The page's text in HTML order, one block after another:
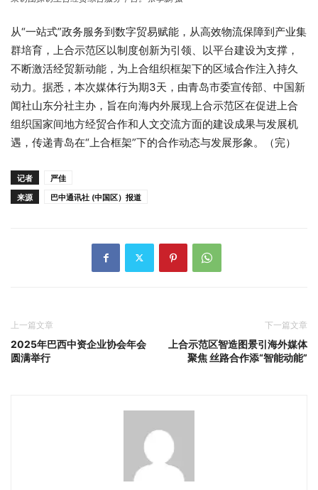
从“一站式”政务服务到数字贸易赋能，从高效物流保障到产业集
群培育，上合示范区以制度创新为引领、以平台建设为支撑，
不断激活经贸新动能，为上合组织框架下的区域合作注入持久
动力。据悉，本次媒体行为期3天，由青岛市委宣传部、中国新
闻社山东分社主办，旨在向海内外展现上合示范区在促进上合
组织国家间地方经贸合作和人文交流方面的建设成果与发展机
遇，传递青岛在“上合框架”下的合作动态与发展形象。（完）
记者
严佳
来源
巴中通讯社 (中国区）报道
上一篇文章
2025年巴西中资企业协会年会
圆满举行
下一篇文章
上合示范区智造图景引海外媒体
聚焦 丝路合作添“智能动能”